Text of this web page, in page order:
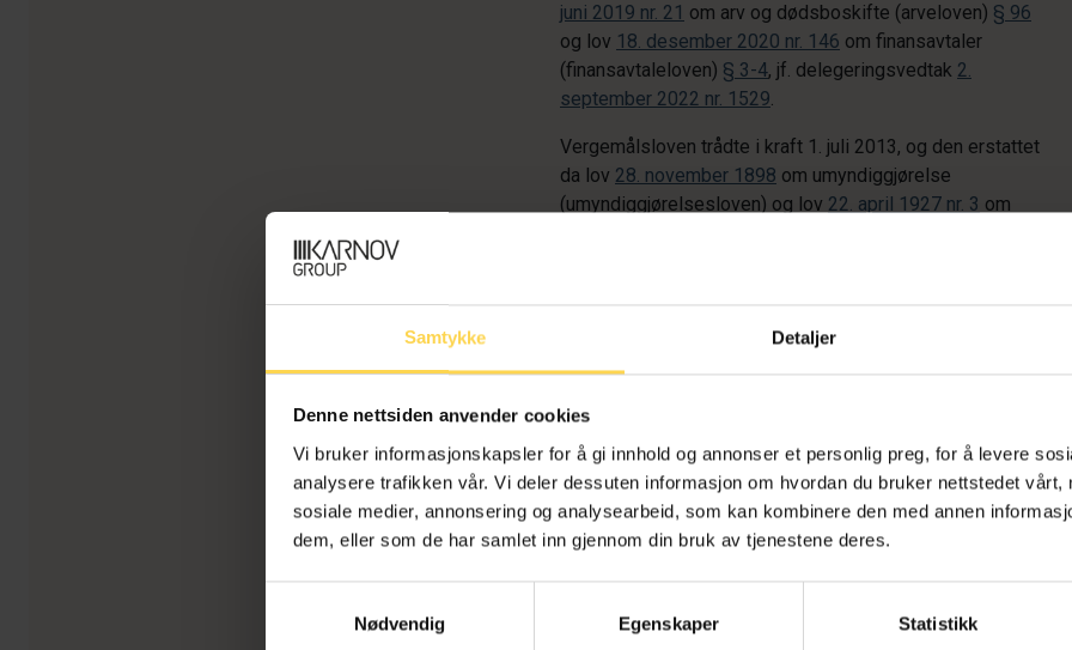
Samtykke Detaljer
Denne nettsiden anvender cookies
Vi bruker informasjonskapsler for å gi innhold og annonser et personlig preg, for å levere
analysere trafikken vår. Vi deler dessuten informasjon om hvordan du bruker nettstedet vårt,
sosiale medier, annonsering og analysearbeid, som kan kombinere den med annen
dem, eller som de har samlet inn gjennom din bruk av tjenestene deres.
Nødvendig
Egenskaper Statistikk
juni 2019 nr. 21 om arv og dødsboskifte (arveloven) § 96
og lov 18. desember 2020 nr. 146 om finansavtaler
(finansavtaleloven) § 3-4, jf. delegeringsvedtak 2.
september 2022 nr. 1529.
Vergemålsloven trådte i kraft 1. juli 2013, og den erstattet
da lov 28. november 1898 om umyndiggjørelse
(umyndiggjørelsesloven) og lov 22. april 1927 nr. 3 om
uten bistand. Loven gjennomfører blant annet relevante
deler avFNs konvensjon om rettighetene til mennesker
med nedsatt funksjonsevne 13. desember 2006 (CRPD)
Vergemålsloven medførte et behov for utfyllende
forskriftsregulering.
Vergemålsforskriften er delt inn i ni kapitler, og den gir
kapittel 1: vergemålsmyndigheten